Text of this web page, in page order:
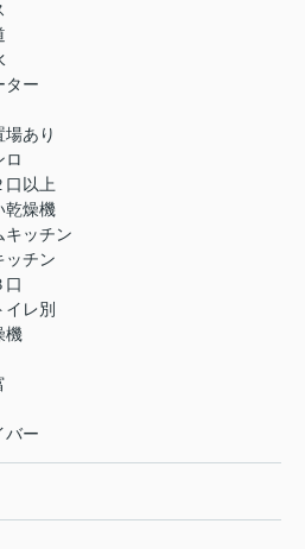
ター
場あり
ロ
口以上
乾燥機
キッチン
ッチン
口
イレ別
機
バー